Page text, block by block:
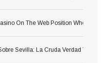
On The Web Position Where
Sevilla: La Cruda Verdad